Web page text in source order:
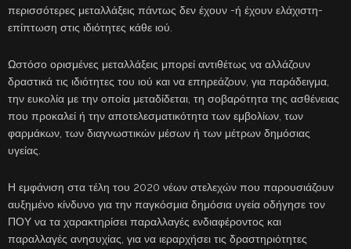
περισσότερες μεταλλάξεις πάντως δεν έχουν -ή έχουν ελάχιστη-
επίπτωση στις ιδιότητες κάθε ιού.
Ωστόσο ορισμένες μεταλλάξεις μπορεί αντιθέτως να αλλάζουν
δραστικά τις ιδιότητες του ιού και να επηρεάζουν, για παράδειγμα,
την ευκολία με την οποία μεταδίδεται, τη σοβαρότητα της ασθένειας
που προκαλεί ή την αποτελεσματικότητα των εμβολίων, των
φαρμάκων, των διαγνωστικών μέσων ή των μέτρων δημόσιας
υγείας.
Η εμφάνιση στα τέλη του 2020 νέων στελεχών που παρουσιάζουν
αυξημένο κίνδυνο για την παγκόσμια δημόσια υγεία οδήγησε τον
ΠΟΥ να τα χαρακτηρίσει παραλλαγές ενδιαφέροντος και
παραλλαγές ανησυχίας, για να ιεραρχήσει τις δραστηριότητες